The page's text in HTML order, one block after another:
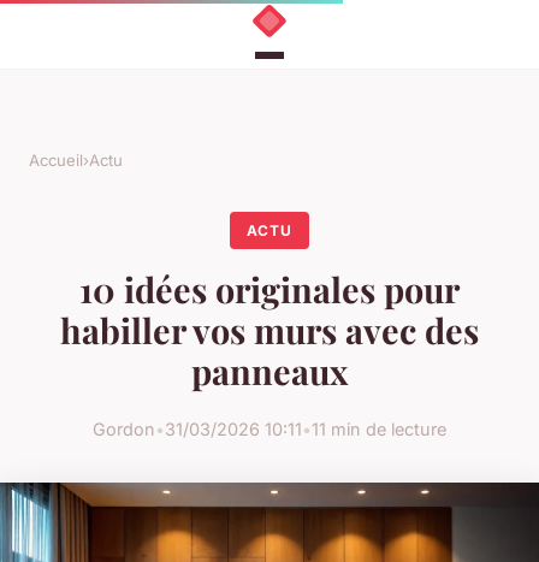
Accueil›Actu
ACTU
10 idées originales pour
habiller vos murs avec des
panneaux
Gordon•31/03/2026 10:11•11 min de lecture